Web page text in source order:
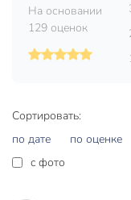
Сортировать:
по дате
по оценке
c фото
На основании
129 оценок